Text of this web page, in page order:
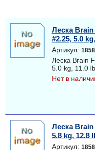
Леска Brain
#2.25, 5.0
Артикул:
Леска Brain
5.0 kg, 11.0
Нет в
Леска Brain
5.8 kg, 12.8
Артикул: